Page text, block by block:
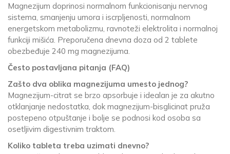
Magnezijum doprinosi normalnom funkcionisanju nervnog
sistema, smanjenju umora i iscrpljenosti, normalnom
energetskom metabolizmu, ravnoteži elektrolita i normalnoj
funkciji mišića. Preporučena dnevna doza od 2 tablete
obezbeđuje 240 mg magnezijuma.
Često postavljana pitanja (FAQ)
Zašto dva oblika magnezijuma umesto jednog?
Magnezijum-citrat se brzo apsorbuje i idealan je za akutno
otklanjanje nedostatka, dok magnezijum-bisglicinat pruža
postepeno otpuštanje i bolje se podnosi kod osoba sa
osetljivim digestivnim traktom.
Koliko tableta treba uzimati dnevno?